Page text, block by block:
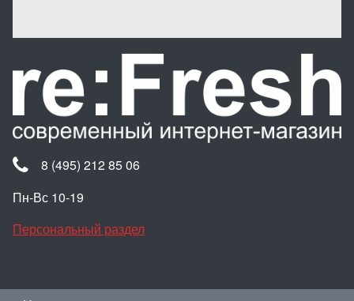
8 (495) 212 85 06
Пн-Вс 10-19
Персональный раздел